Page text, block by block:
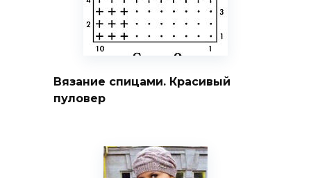
Вязание спицами. Красивый
пуловер